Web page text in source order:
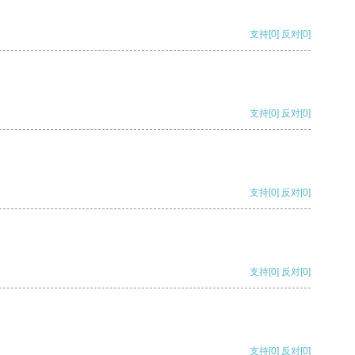
支持[0] 反对[0]
支持[0] 反对[0]
支持[0] 反对[0]
支持[0] 反对[0]
支持[0] 反对[0]